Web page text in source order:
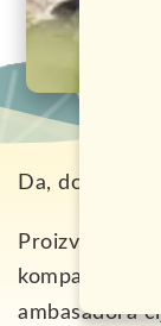
Da, dobro si
Proizvođač
kompanijom
ambasadora